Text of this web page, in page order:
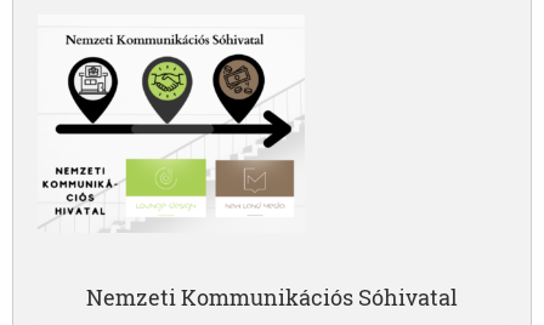
Nemzeti Kommunikációs Sóhivatal